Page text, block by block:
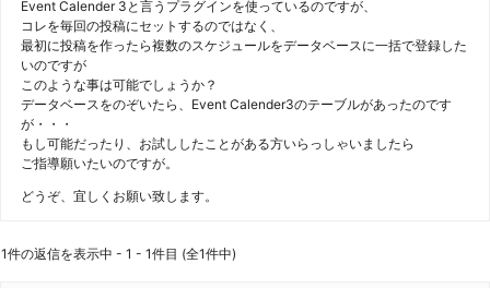
Event Calender 3と言うプラグインを使っているのですが、
コレを毎回の投稿にセットするのではなく、
最初に投稿を作ったら複数のスケジュールをデータベースに一括で登録した
いのですが
このような事は可能でしょうか？
データベースをのぞいたら、Event Calender3のテーブルがあったのです
が・・・
もし可能だったり、お試ししたことがある方いらっしゃいましたら
ご指導願いたいのですが。
どうぞ、宜しくお願い致します。
1件の返信を表示中 - 1 - 1件目 (全1件中)